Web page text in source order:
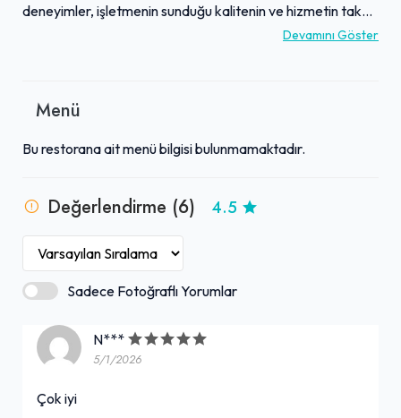
deneyimler, işletmenin sunduğu kalitenin ve hizmetin takdir
edildiğini göstermektedir. Genel değerlendirmelerde "çok
desteklenmektedir. Ziyaretçilerine genel olarak keyifli ve
müşteri beğenisini kazanma konusunda başarılı bir profil
Devamını Göster
Menü
Bu restorana ait menü bilgisi bulunmamaktadır.
Değerlendirme (6) 4.5
Sadece Fotoğraflı Yorumlar
N***
5/1/2026
Çok iyi